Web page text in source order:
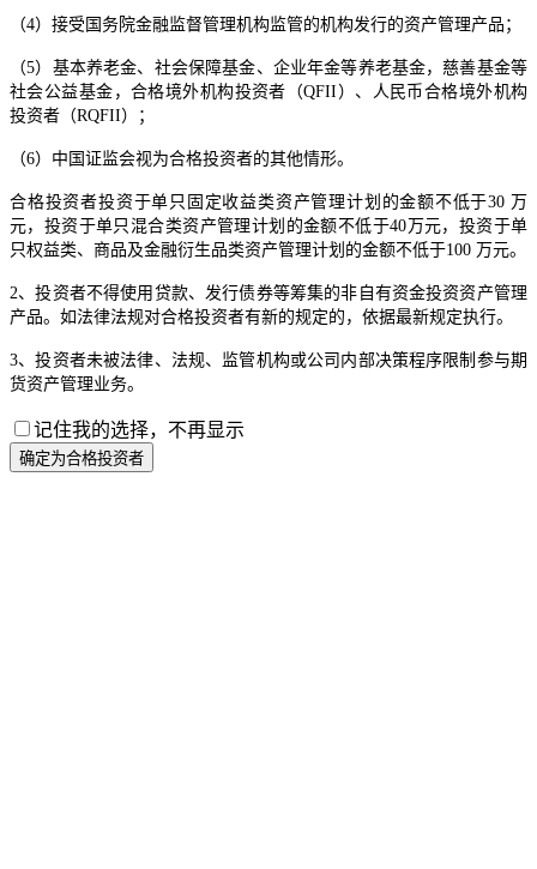
（4）接受国务院金融监督管理机构监管的机构发行的资产管理产品；
（5）基本养老金、社会保障基金、企业年金等养老基金，慈善基金等
社会公益基金，合格境外机构投资者（QFII）、人民币合格境外机构
投资者（RQFII）；
（6）中国证监会视为合格投资者的其他情形。
合格投资者投资于单只固定收益类资产管理计划的金额不低于30 万
元，投资于单只混合类资产管理计划的金额不低于40万元，投资于单
只权益类、商品及金融衍生品类资产管理计划的金额不低于100 万元。
2、投资者不得使用贷款、发行债券等筹集的非自有资金投资资产管理
产品。如法律法规对合格投资者有新的规定的，依据最新规定执行。
3、投资者未被法律、法规、监管机构或公司内部决策程序限制参与期
货资产管理业务。
记住我的选择，不再显示
确定为合格投资者